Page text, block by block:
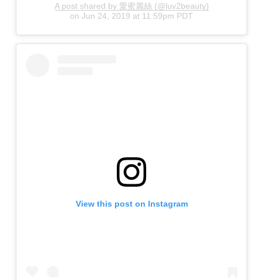
A post shared by 愛蜜麗絲 (@luv2beauty)
on Jun 24, 2019 at 11:59pm PDT
View this post on Instagram